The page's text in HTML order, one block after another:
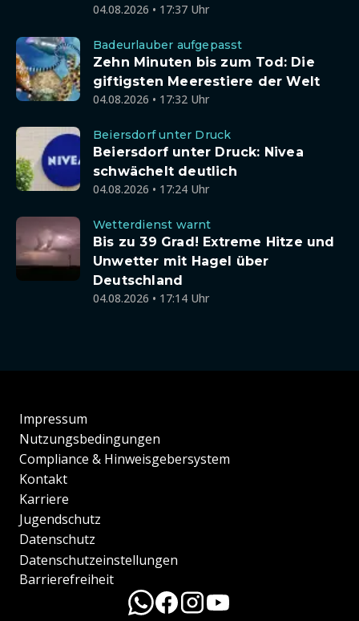
04.08.2026 • 17:37 Uhr
Badeurlauber aufgepasst
Zehn Minuten bis zum Tod: Die
giftigsten Meerestiere der Welt
04.08.2026 • 17:32 Uhr
Beiersdorf unter Druck
Beiersdorf unter Druck: Nivea
schwächelt deutlich
04.08.2026 • 17:24 Uhr
Wetterdienst warnt
Bis zu 39 Grad! Extreme Hitze und
Unwetter mit Hagel über
Deutschland
04.08.2026 • 17:14 Uhr
Impressum
Nutzungsbedingungen
Compliance & Hinweisgebersystem
Kontakt
Karriere
Jugendschutz
Datenschutz
Datenschutzeinstellungen
Barrierefreiheit